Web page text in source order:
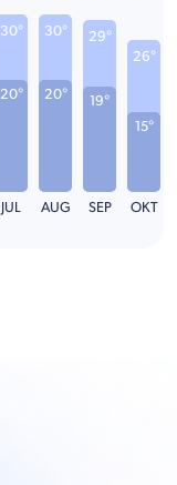
20°
30°
JUL
20°
30°
AUG
19°
29°
SEP
15°
26°
OKT